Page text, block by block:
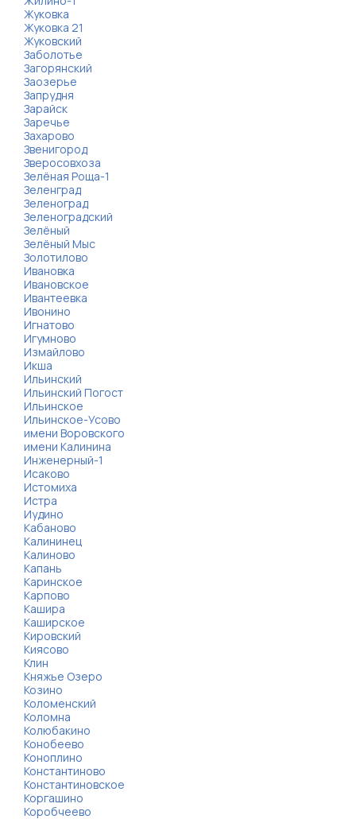
Жуковка
Жуковка 21
Жуковский
Заболотье
Загорянский
Заозерье
Запрудня
Зарайск
Заречье
Захарово
Звенигород
Зверосовхоза
Зелёная Роща-1
Зеленград
Зеленоград
Зеленоградский
Зелёный
Зелёный Мыс
Золотилово
Ивановка
Ивановское
Ивантеевка
Ивонино
Игнатово
Игумново
Измайлово
Икша
Ильинский
Ильинский Погост
Ильинское
Ильинское-Усово
имени Воровского
имени Калинина
Инженерный-1
Исаково
Истомиха
Истра
Иудино
Кабаново
Калининец
Калиново
Капань
Каринское
Карпово
Кашира
Каширское
Кировский
Киясово
Клин
Княжье Озеро
Козино
Коломенский
Коломна
Колюбакино
Конобеево
Коноплино
Константиново
Константиновское
Коргашино
Коробчеево